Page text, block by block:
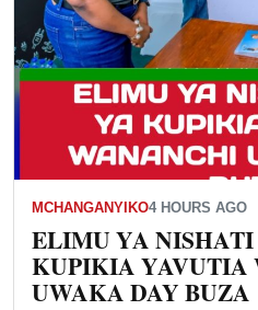
MCHANGANYIKO4 HOURS AGO
ELIMU YA NISHATI
KUPIKIA YAVUTIA
UWAKA DAY BUZA